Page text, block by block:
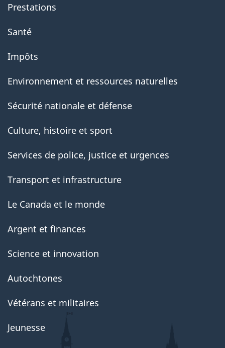
Prestations
Santé
Impôts
Environnement et ressources naturelles
Sécurité nationale et défense
Culture, histoire et sport
Services de police, justice et urgences
Transport et infrastructure
Le Canada et le monde
Argent et finances
Science et innovation
Autochtones
Vétérans et militaires
Jeunesse